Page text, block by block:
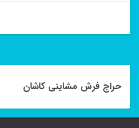
مختلفی
حراج فرش مشاینی کاشان